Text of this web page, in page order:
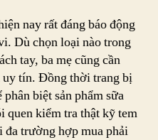
nay rất đáng báo động
Dù chọn loại nào trong
tay, ba mẹ cũng cần
uy tín. Đồng thời trang bị
biệt sản phẩm sữa
quen kiểm tra thật kỹ tem
đa trường hợp mua phải